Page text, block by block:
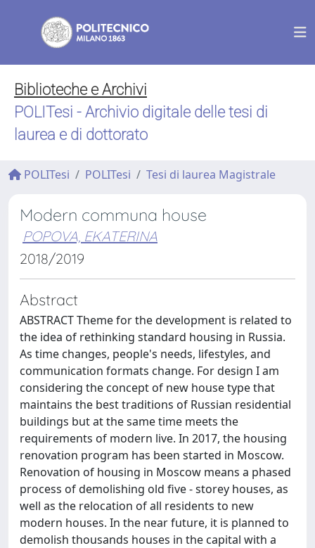
Biblioteche e Archivi
POLITesi - Archivio digitale delle tesi di
laurea e di dottorato
POLITesi POLITesi Tesi di laurea Magistrale
Modern communa house
POPOVA, EKATERINA
2018/2019
Abstract
ABSTRACT Theme for the development is related to
the idea of rethinking standard housing in Russia.
As time changes, people's needs, lifestyles, and
communication formats change. For design I am
considering the concept of new house type that
maintains the best traditions of Russian residential
buildings but at the same time meets the
requirements of modern live. In 2017, the housing
renovation program has been started in Moscow.
Renovation of housing in Moscow means a phased
process of demolishing old five - storey houses, as
well as the relocation of all residents to new
modern houses. In the near future, it is planned to
demolish thousands houses in the capital with a